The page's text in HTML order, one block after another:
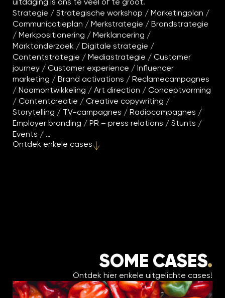
Strategie / Strategische workshop / Marketingplan /
Communicatieplan / Merkstrategie / Brandstrategie
/ Merkpositionering / Merklancering /
Marktonderzoek / Digitale strategie /
Contentstrategie / Mediastrategie / Customer
journey / Customer experience / Influencer
marketing / Brand activations / Reclamecampagnes
/ Naamontwikkeling / Art direction / Conceptvorming
/ Contentcreatie / Creative copywriting /
Storytelling / TV-campagnes / Radiocampagnes /
Employer branding / PR – press relations / Stunts /
Events / …
Ontdek enkele cases
SOME CASES.
Ontdek hier enkele uitgelichte cases!